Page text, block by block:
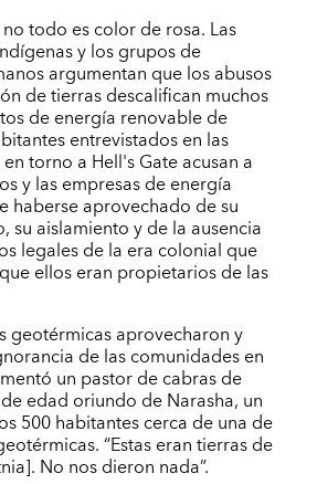
todo es color de rosa. Las
y los grupos de
argumentan que los abusos
de tierras descalifican muchos
de energía renovable de
entrevistados en las
torno a Hell's Gate acusan a
y las empresas de energía
haberse aprovechado de su
su aislamiento y de la ausencia
legales de la era colonial que
ellos eran propietarios de las
geotérmicas aprovecharon y
de las comunidades en
un pastor de cabras de
edad oriundo de Narasha, un
500 habitantes cerca de una de
“Estas eran tierras de
No nos dieron nada”.